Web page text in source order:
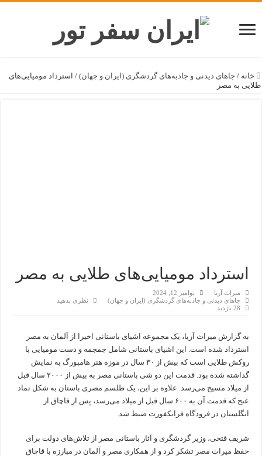
خانه / جاهای دیدنی و جاذبه‌های گردشگری (ایران و جهان) / استرداد مومیایی‌های
طلایی به مصر
استرداد مومیایی‌های طلایی به مصر
میراث آریا
نوامبر 12, 2024
جاهای دیدنی و جاذبه‌های گردشگری (ایران و جهان)
نظری بدهید
28 بازدید
به گزارش میراث آریا، یک مجموعه اشیای باستانی اخیرا از آلمان به مصر
استرداد شده است. این اشیای باستانی شامل جمجمه و دست مومیایی با
روکش طلایی است که بیش از ۳۰ سال در موزه هنر هامبورگ به نمایش
گذاشته شده بود. قدمت این دو شی باستانی مصر به بیش از ۲۰۰۰ سال قبل
از میلاد مسیح می‌رسد. علاوه‌ بر این، یک طلسم مصری باستان به شکل نماد
عنخ که قدمت آن به ۶۰۰ سال قبل از میلاد می‌رسد، پس از قاچاق از
انگلستان در فرودگاه فرانکفورت ضبط شد.
شریف فتحی، وزیر گردشگری و آثار باستانی مصر از تلاش‌های دولت برای
حفظ میراث مصر تشکر کرد و از همکاری مصر و آلمان در مبارزه با قاچاق